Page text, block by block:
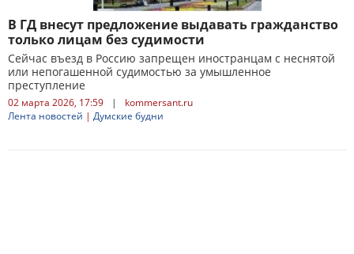
В ГД внесут предложение выдавать гражданство
только лицам без судимости
Сейчас въезд в Россию запрещен иностранцам с неснятой
или непогашенной судимостью за умышленное
преступление
02 марта 2026, 17:59 |
kommersant.ru
Лента новостей | Думские будни